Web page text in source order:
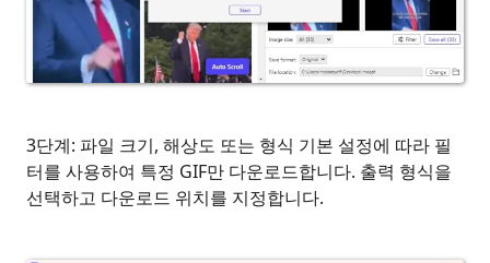
3단계: 파일 크기, 해상도 또는 형식 기본 설정에 따라 필
터를 사용하여 특정 GIF만 다운로드합니다. 출력 형식을
선택하고 다운로드 위치를 지정합니다.